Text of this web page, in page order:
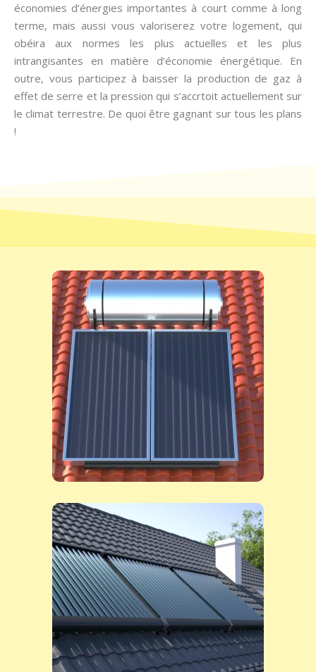
économies d’énergies importantes à court comme à long
terme, mais aussi vous valoriserez votre logement, qui
obéira aux normes les plus actuelles et les plus
intrangisantes en matière d’économie énergétique. En
outre, vous participez à baisser la production de gaz à
effet de serre et la pression qui s’accrtoit actuellement sur
le climat terrestre. De quoi être gagnant sur tous les plans
!